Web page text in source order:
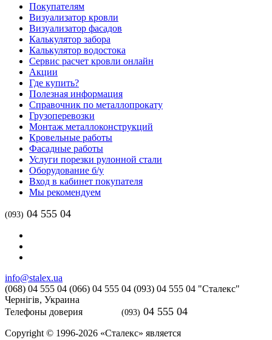
Покупателям
Визуализатор кровли
Визуализатор фасадов
Калькулятор забора
Калькулятор водостока
Сервис расчет кровли онлайн
Акции
Где купить?
Полезная информация
Справочник по металлопрокату
Грузоперевозки
Монтаж металлоконструкций
Кровельные работы
Фасадные работы
Услуги порезки рулонной стали
Оборудование б/у
Вход в кабинет покупателя
Мы рекомендуем
(093) 04 555 04
info@stalex.ua
(068) 04 555 04 (066) 04 555 04 (093) 04 555 04 "Сталекс"
Чернігів, Украина
Телефоны доверия
(093) 04 555 04
Copyright © 1996-2026 «Сталекс» является